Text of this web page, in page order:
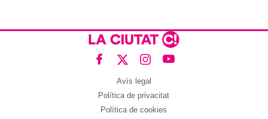
Avís legal
Política de privacitat
Política de cookies